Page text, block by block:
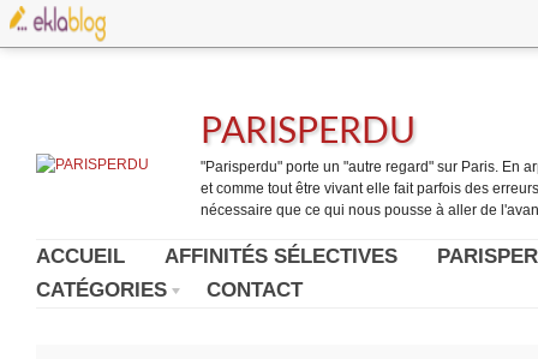
PARISPERDU
"Parisperdu" porte un "autre regard" sur Paris. En
et comme tout être vivant elle fait parfois des
nécessaire que ce qui nous pousse à aller de
ACCUEIL AFFINITÉS SÉLECTIVES
CATÉGORIES
CONTACT